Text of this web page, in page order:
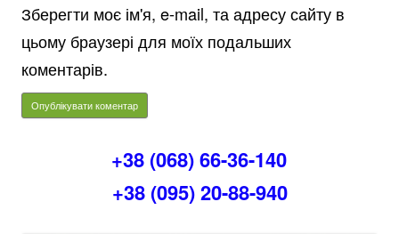
Зберегти моє ім'я, e-mail, та адресу сайту в
цьому браузері для моїх подальших
коментарів.
+38 (068) 66-36-140
+38 (095) 20-88-940